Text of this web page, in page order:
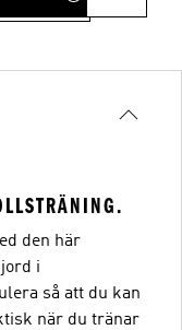
den här
i
så att du kan
när du tränar